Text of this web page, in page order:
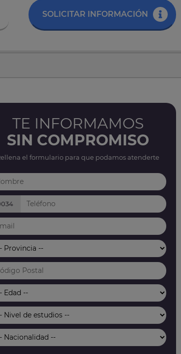
SOLICITAR INFORMACIÓN
TE INFORMAMOS
SIN COMPROMISO
el formulario para que podamos atenderte